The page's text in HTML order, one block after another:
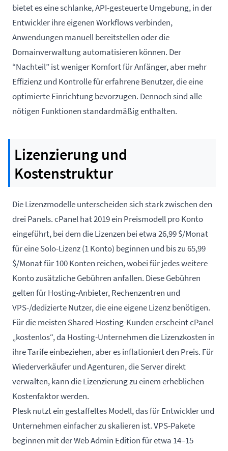
bietet es eine schlanke, API-gesteuerte Umgebung, in der
Entwickler ihre eigenen Workflows verbinden,
Anwendungen manuell bereitstellen oder die
Domainverwaltung automatisieren können. Der
“Nachteil” ist weniger Komfort für Anfänger, aber mehr
Effizienz und Kontrolle für erfahrene Benutzer, die eine
optimierte Einrichtung bevorzugen. Dennoch sind alle
nötigen Funktionen standardmäßig enthalten.
Lizenzierung und
Kostenstruktur
Die Lizenzmodelle unterscheiden sich stark zwischen den
drei Panels. cPanel hat 2019 ein Preismodell pro Konto
eingeführt, bei dem die Lizenzen bei etwa 26,99 $/Monat
für eine Solo-Lizenz (1 Konto) beginnen und bis zu 65,99
$/Monat für 100 Konten reichen, wobei für jedes weitere
Konto zusätzliche Gebühren anfallen. Diese Gebühren
gelten für Hosting-Anbieter, Rechenzentren und
VPS-/dedizierte Nutzer, die eine eigene Lizenz benötigen.
Für die meisten Shared-Hosting-Kunden erscheint cPanel
„kostenlos“, da Hosting-Unternehmen die Lizenzkosten in
ihre Tarife einbeziehen, aber es inflationiert den Preis. Für
Wiederverkäufer und Agenturen, die Server direkt
verwalten, kann die Lizenzierung zu einem erheblichen
Kostenfaktor werden.
Plesk nutzt ein gestaffeltes Modell, das für Entwickler und
Unternehmen einfacher zu skalieren ist. VPS-Pakete
beginnen mit der Web Admin Edition für etwa 14–15